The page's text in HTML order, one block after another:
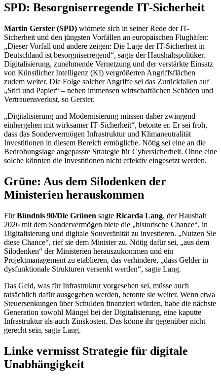
SPD: Besorgniserregende IT-Sicherheit
Martin Gerster (SPD) widmete sich in seiner Rede derIT-
Sicherheit und den jüngsten Vorfällen an europäischen Flughäfen:
„Dieser Vorfall und andere zeigen: Die Lage derIT-Sicherheit in
Deutschland ist besorgniserregend“, sagte der Haushaltspolitiker.
Digitalisierung, zunehmende Vernetzung und der verstärkte Einsatz
von Künstlicher Intelligenz (KI) vergrößerten Angriffsflächen
zudem weiter. Die Folge solcher Angriffe sei das Zurückfallen auf
„Stift und Papier“ – neben immensen wirtschaftlichen Schäden und
Vertrauensverlust, so Gerster.
„Digitalisierung und Modernisierung müssen daher zwingend
einhergehen mit wirksamerIT-Sicherheit“, betonte er. Er sei froh,
dass das Sondervermögen Infrastruktur und Klimaneutralität
Investitionen in diesem Bereich ermögliche. Nötig sei eine an die
Bedrohungslage angepasste Strategie für Cybersicherheit. Ohne eine
solche könnten die Investitionen nicht effektiv eingesetzt werden.
Grüne: Aus dem Silodenken der
Ministerien herauskommen
FürBündnis 90/Die Grünen sagte Ricarda Lang, der Haushalt
2026 mit dem Sondervermögen biete die „historische Chance“, in
Digitalisierung und digitale Souveränität zu investieren. „Nutzen Sie
diese Chance“, rief sie dem Minister zu. Nötig dafür sei, „aus dem
Silodenken“ der Ministerien herauszukommen und ein
Projektmanagement zu etablieren, das verhindere, „dass Gelder in
dysfunktionale Strukturen versenkt werden“, sagte Lang.
Das Geld, was für Infrastruktur vorgesehen sei, müsse auch
tatsächlich dafür ausgegeben werden, betonte sie weiter. Wenn etwa
Steuersenkungen über Schulden finanziert würden, habe die nächste
Generation sowohl Mängel bei der Digitalisierung, eine kaputte
Infrastruktur als auch Zinskosten. Das könne ihr gegenüber nicht
gerecht sein, sagte Lang.
Linke vermisst Strategie für digitale
Unabhängigkeit